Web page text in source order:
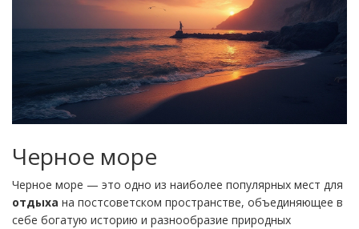
Черное море
Черное море — это одно из наиболее популярных мест для
отдыха на постсоветском пространстве, объединяющее в
себе богатую историю и разнообразие природных